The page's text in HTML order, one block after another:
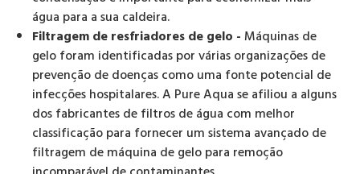
água para a sua caldeira.
Filtragem de resfriadores de gelo -Máquinas de
gelo foram identificadas por várias organizações de
prevenção de doenças como uma fonte potencial de
infecções hospitalares. A Pure Aqua se afiliou a alguns
dos fabricantes de filtros de água com melhor
classificação para fornecer um sistema avançado de
filtragem de máquina de gelo para remoção